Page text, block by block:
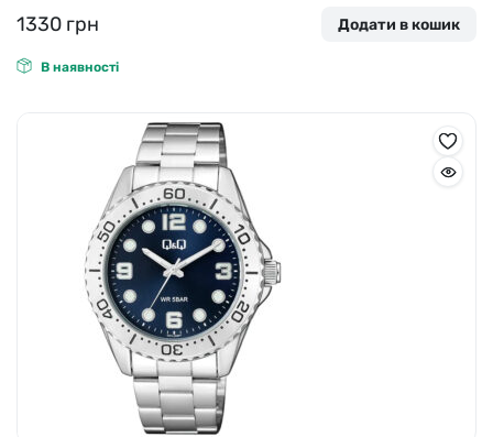
1330 грн Додати в кошик
В наявності